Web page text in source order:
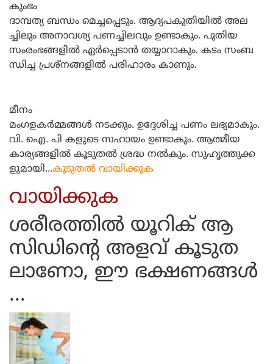
കുംഭം
ദാമ്പത്യ ബന്ധം മെച്ചപ്പെടും. ആദ്യപകുതിയില്‍ അല
ച്ചിലും അനാവശ്യ പണച്ചിലവും ഉണ്ടാകും. പുതിയ
സംരംഭങ്ങളില്‍ ഏര്‍പ്പെടാന്‍ തയ്യാറാകും. കടം സംബ
ന്ധിച്ച പ്രശ്‌നങ്ങളില്‍ പരിഹാരം കാണും.
മീനം
മംഗളകര്‍മ്മങ്ങള്‍ നടക്കും. ഉദ്ദേശിച്ച പണം ലഭ്യമാകും.
വി. ഐ. പി കളുടെ സഹായം ഉണ്ടാകും. ആത്മീയ
കാര്യങ്ങളില്‍ കൂടുതല്‍ ശ്രദ്ധ നല്‍കും. സുഹൃത്തുക്ക
ളുമായി...കൂടുതല്‍ വായിക്കുക
വായിക്കുക
ശരീരത്തില്‍ യൂറിക് ആ
സിഡിന്റെ അളവ് കൂടുത
ലാണോ, ഈ ഭക്ഷണങ്ങള്‍
...